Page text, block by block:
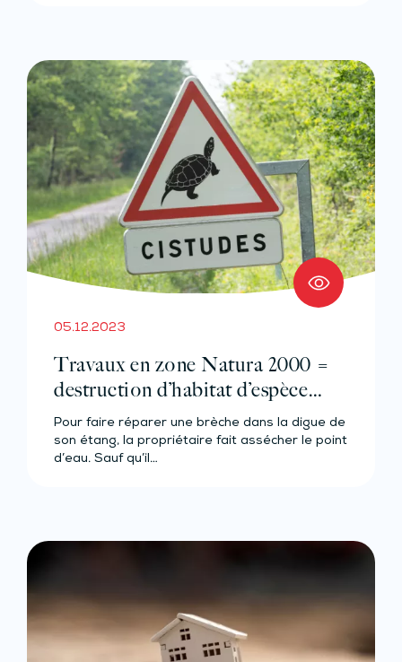
05.12.2023
Travaux en zone Natura 2000 =
destruction d’habitat d’espèce
protégée ?
Pour faire réparer une brèche dans la digue de
son étang, la propriétaire fait assécher le point
d’eau. Sauf qu’il…